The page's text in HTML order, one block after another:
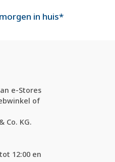
in huis*
e-Stores
of
Co. KG.
12:00 en